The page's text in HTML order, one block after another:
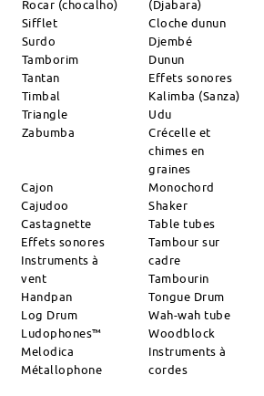
Rocar (chocalho)
Sifflet
Surdo
Tamborim
Tantan
Timbal
Triangle
Zabumba
(Djabara)
Cloche dunun
Djembé
Dunun
Effets sonores
Kalimba (Sanza)
Udu
Crécelle et
chimes en
graines
Cajon
Cajudoo
Castagnette
Effets sonores
Instruments à
vent
Handpan
Log Drum
Ludophones™
Melodica
Métallophone
Monochord
Shaker
Table tubes
Tambour sur
cadre
Tambourin
Tongue Drum
Wah-wah tube
Woodblock
Instruments à
cordes